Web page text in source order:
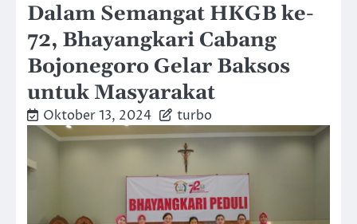
Dalam Semangat HKGB ke-
72, Bhayangkari Cabang
Bojonegoro Gelar Baksos
untuk Masyarakat
Oktober 13, 2024 turbo